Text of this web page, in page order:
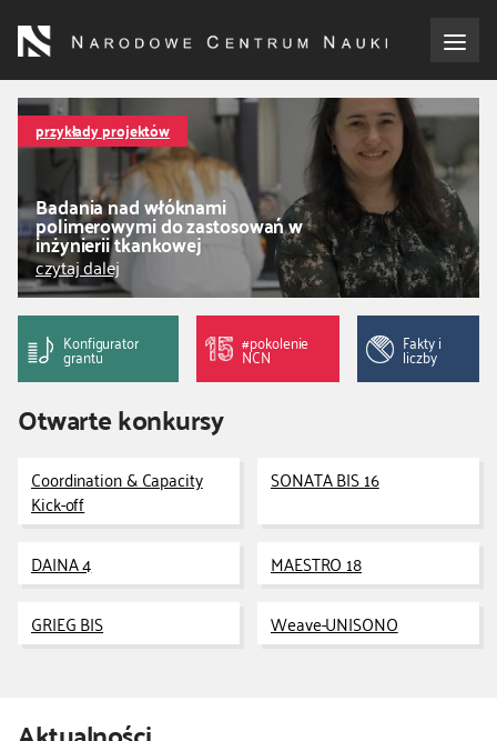
treści
o NCN
dla wnioskodawców
dla realizujących projekty
dla ekspertów
efekty NCN
współpraca międzynarodowa
nagroda NCN
kontakt
przykłady projektów
Badania nad włóknami
polimerowymi do zastosowań w
inżynierii tkankowej
czytaj dalej
Konfigurator
grantu
#pokolenie
NCN
Fakty i
liczby
Otwarte konkursy
Coordination & Capacity
Kick-off
SONATA BIS 16
DAINA 4
MAESTRO 18
GRIEG BIS
Weave-UNISONO